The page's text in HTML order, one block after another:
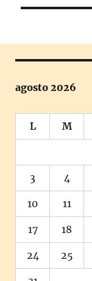
agosto 2026
L M
3 4
10 11
17 18
24 25